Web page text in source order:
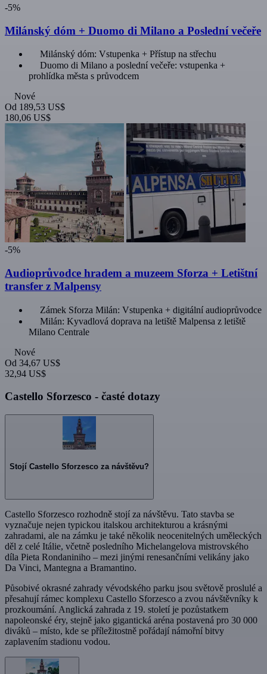
-5%
Milánský dóm + Duomo di Milano a Poslední večeře
Milánský dóm: Vstupenka + Přístup na střechu
Duomo di Milano a poslední večeře: vstupenka +
prohlídka města s průvodcem
Nové
Od 189,53 US$
180,06 US$
-5%
Audioprůvodce hradem a muzeem Sforza + Letištní
transfer z Malpensy
Zámek Sforza Milán: Vstupenka + digitální audioprůvodce
Milán: Kyvadlová doprava na letiště Malpensa z letiště
Milano Centrale
Nové
Od 34,67 US$
32,94 US$
Castello Sforzesco - časté dotazy
Stojí Castello Sforzesco za návštěvu?
Castello Sforzesco rozhodně stojí za návštěvu. Tato stavba se
vyznačuje nejen typickou italskou architekturou a krásnými
zahradami, ale na zámku je také několik neocenitelných uměleckých
děl z celé Itálie, včetně posledního Michelangelova mistrovského
díla Pieta Rondaniniho – mezi jinými renesančními velikány jako
Da Vinci, Mantegna a Bramantino.
Působivé okrasné zahrady vévodského parku jsou světově proslulé a
přesahují rámec komplexu Castello Sforzesco a zvou návštěvníky k
prozkoumání. Anglická zahrada z 19. století je pozůstatkem
napoleonské éry, stejně jako gigantická aréna postavená pro 30 000
diváků – místo, kde se příležitostně pořádají námořní bitvy
zaplavením stadionu vodou.